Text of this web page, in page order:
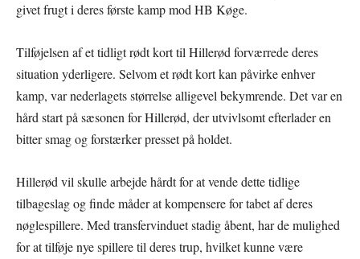
givet frugt i deres første kamp mod HB Køge.
Tilføjelsen af et tidligt rødt kort til Hillerød forværrede deres
situation yderligere. Selvom et rødt kort kan påvirke enhver
kamp, var nederlagets størrelse alligevel bekymrende. Det var en
hård start på sæsonen for Hillerød, der utvivlsomt efterlader en
bitter smag og forstærker presset på holdet.
Hillerød vil skulle arbejde hårdt for at vende dette tidlige
tilbageslag og finde måder at kompensere for tabet af deres
nøglespillere. Med transfervinduet stadig åbent, har de mulighed
for at tilføje nye spillere til deres trup, hvilket kunne være